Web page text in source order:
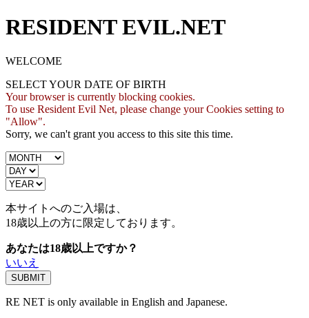
RESIDENT EVIL.NET
WELCOME
SELECT YOUR DATE OF BIRTH
Your browser is currently blocking cookies.
To use Resident Evil Net, please change your Cookies setting to
"Allow".
Sorry, we can't grant you access to this site this time.
本サイトへのご入場は、
18歳以上の方に限定しております。
あなたは18歳以上ですか？
いいえ
RE NET is only available in English and Japanese.